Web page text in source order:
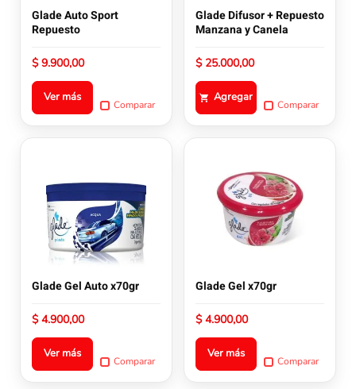
Glade Auto Sport
Repuesto
$9.900,00
Ver más
pueden
elegir
producto
Comparar
Glade Difusor + Repuesto
Manzana y Canela
$25.000,00
Agregar
Comparar
Glade Gel Auto x70gr
$4.900,00
Ver más
múltiples
variantes.
opciones
pueden
página
Comparar
Glade Gel x70gr
$4.900,00
Ver más
múltiples
variantes.
pueden
página
Comparar